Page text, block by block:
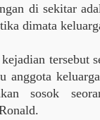
di sekitar
dimata
tersebut
anggota
sosok